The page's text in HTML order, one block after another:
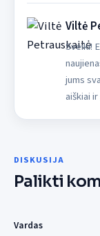
Viltė
Sveiki!
jums
aiškiai
DISKUSIJA
Palikti
Vardas